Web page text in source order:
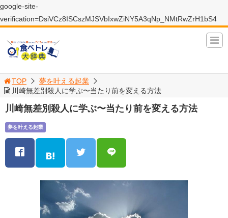
google-site-
verification=DsiVCz8ISCszMJSVbIxwZiNY5A3qNp_NMtRwZrH1bS4
TOP
夢を叶える起業
川崎無差別殺人に学ぶ〜当たり前を変える方法
川崎無差別殺人に学ぶ〜当たり前を変える方法
夢を叶える起業